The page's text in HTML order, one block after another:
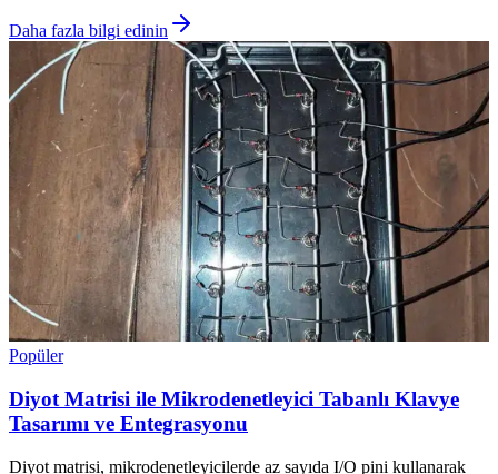
Daha fazla bilgi edinin
Popüler
Diyot Matrisi ile Mikrodenetleyici Tabanlı Klavye
Tasarımı ve Entegrasyonu
Diyot matrisi, mikrodenetleyicilerde az sayıda I/O pini kullanarak